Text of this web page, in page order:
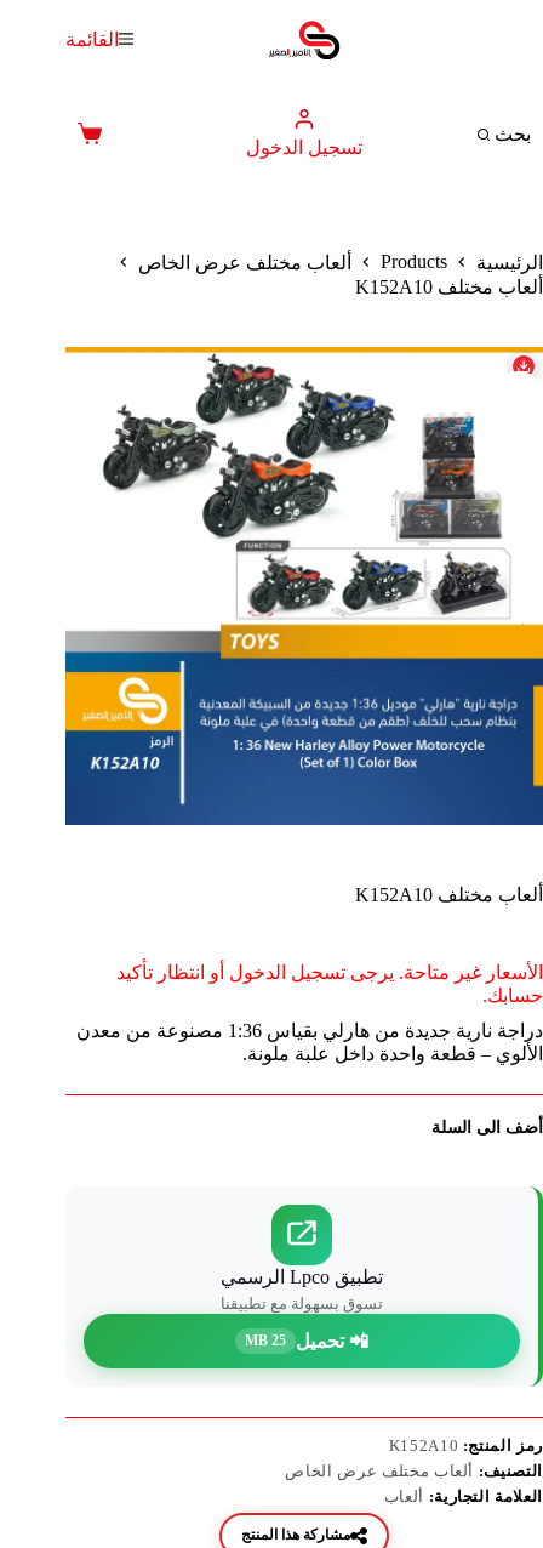
القائمة
بحث
تسجيل الدخول
عربة
الرئيسية Products
ألعاب مختلف عرض الخاص
ألعاب مختلف K152A10
ألعاب مختلف K152A10
الأسعار غير متاحة. يرجى تسجيل الدخول أو انتظار تأكيد
حسابك.
دراجة نارية جديدة من هارلي بقياس 1:36 مصنوعة من معدن
الألوي – قطعة واحدة داخل علبة ملونة.
أضف الى السلة
تطبيق Lpco الرسمي
تسوق بسهولة مع تطبيقنا
📲 تحميل 25 MB
رمز المنتج: K152A10
التصنيف: ألعاب مختلف عرض الخاص
العلامة التجارية: ألعاب
مشاركة هذا المنتج